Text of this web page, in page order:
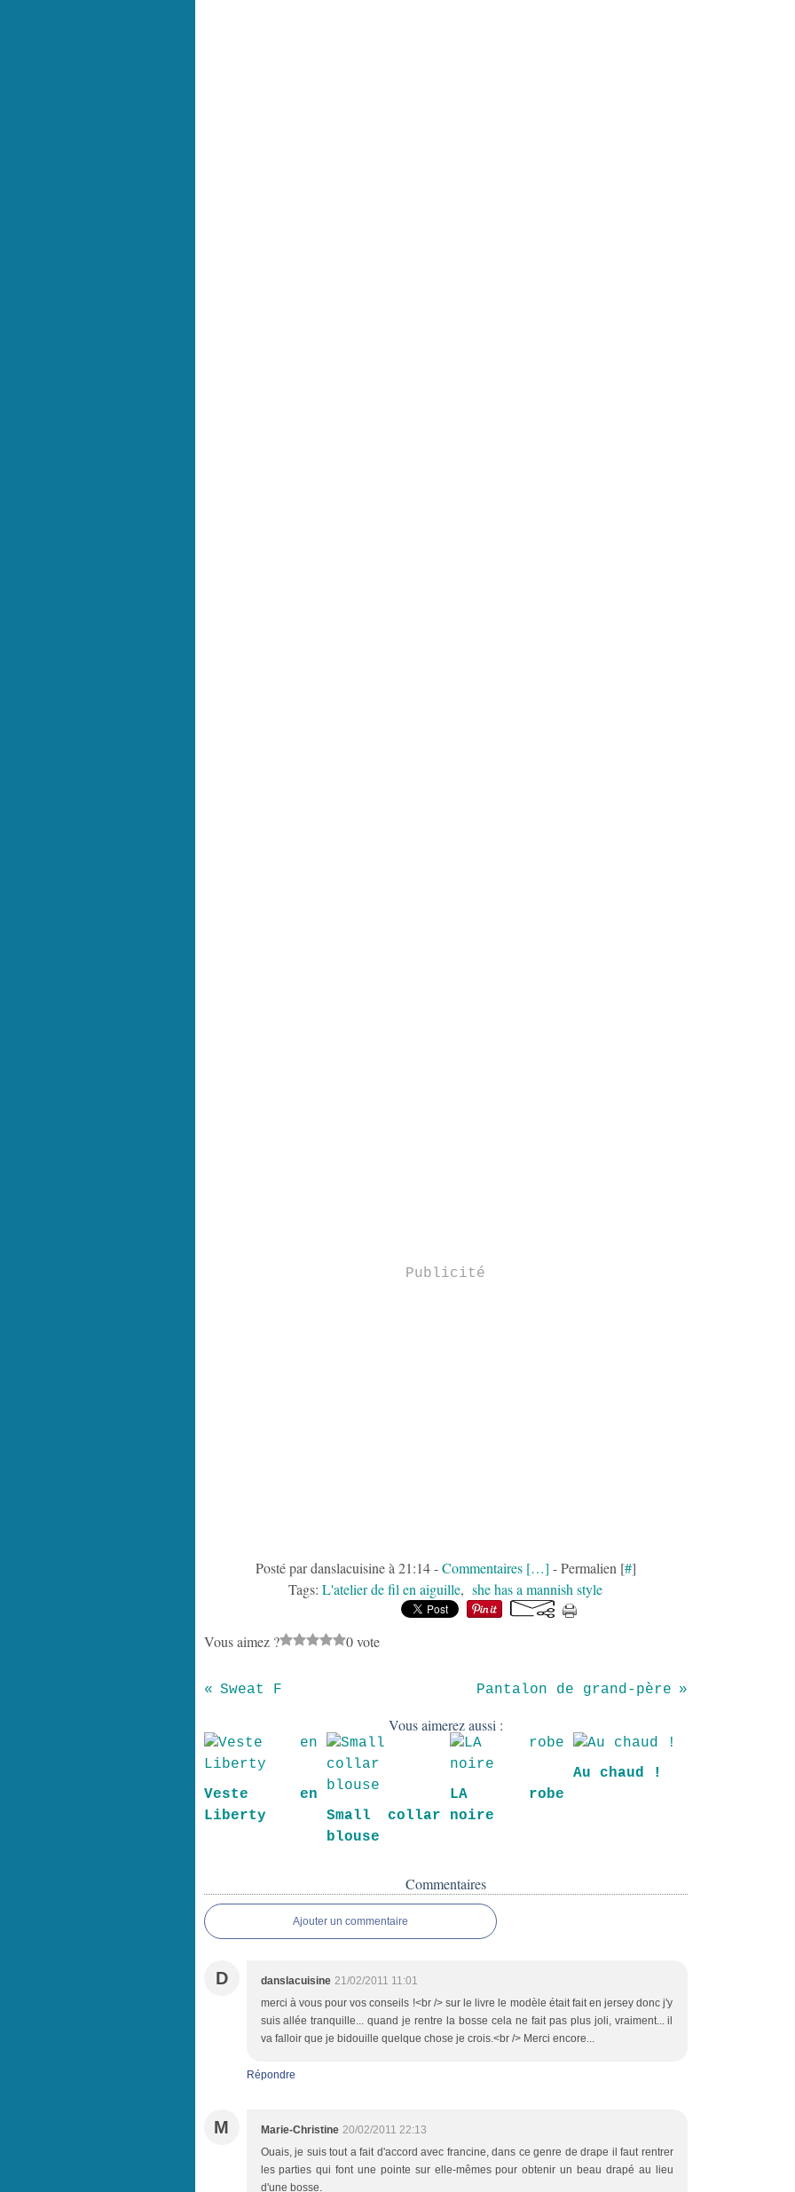
Publicité
Posté par danslacuisine à 21:14 -Commentaires […] - Permalien [#]
Tags: L'atelier de fil en aiguille, she has a mannish style
Vous aimez ? 0 vote
Sweat F Pantalon de grand-père
Vous aimerez aussi :
Veste en
Liberty
Small collar
blouse
LA robe
noire
Au chaud !
Commentaires
Ajouter un commentaire
D danslacuisine 21/02/2011 11:01
merci à vous pour vos conseils !<br /> sur le livre le modèle était fait en jersey donc j'y
suis allée tranquille... quand je rentre la bosse cela ne fait pas plus joli, vraiment... il
va falloir que je bidouille quelque chose je crois.<br /> Merci encore...
Répondre
M Marie-Christine 20/02/2011 22:13
Ouais, je suis tout a fait d'accord avec francine, dans ce genre de drape il faut rentrer
les parties qui font une pointe sur elle-mêmes pour obtenir un beau drapé au lieu
d'une bosse.